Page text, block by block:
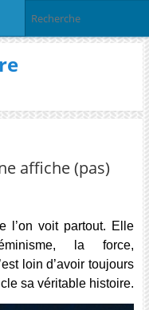
affiche (pas)
l’on voit partout. Elle
la force,
loin d’avoir toujours
sa véritable histoire.